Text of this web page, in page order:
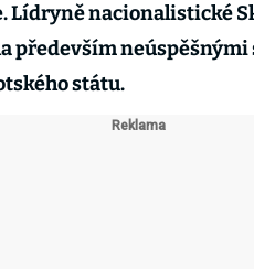
Lídryně nacionalistické
především
státu.